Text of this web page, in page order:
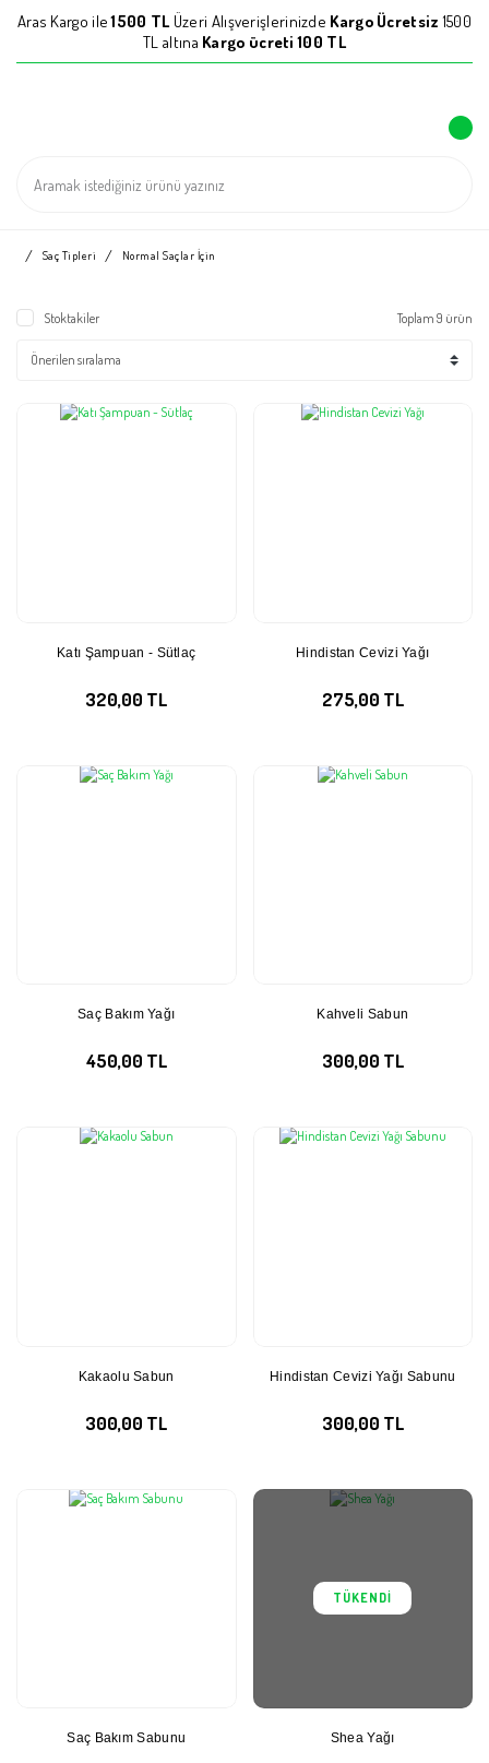
Aras Kargo ile1500 TLÜzeri Alışverişlerinizde Kargo Ücretsiz 1500
TL altına Kargo ücreti 100 TL
Saç Tipleri Normal Saçlar İçin
Stoktakiler Toplam 9 ürün
Katı Şampuan - Sütlaç
320,00 TL
Hindistan Cevizi Yağı
275,00 TL
Saç Bakım Yağı
450,00 TL
Kahveli Sabun
300,00 TL
Kakaolu Sabun
300,00 TL
Hindistan Cevizi Yağı Sabunu
300,00 TL
Saç Bakım Sabunu
TÜKENDİ
Shea Yağı